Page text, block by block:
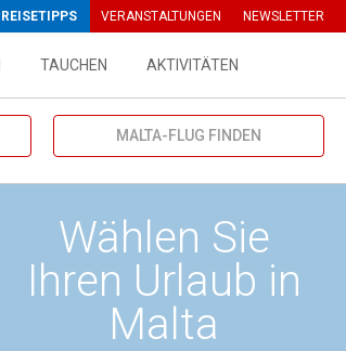
REISETIPPS VERANSTALTUNGEN NEWSLETTER
TAUCHEN AKTIVITÄTEN
MALTA-FLUG FINDEN
Wählen Sie
Ihren Urlaub in
Malta